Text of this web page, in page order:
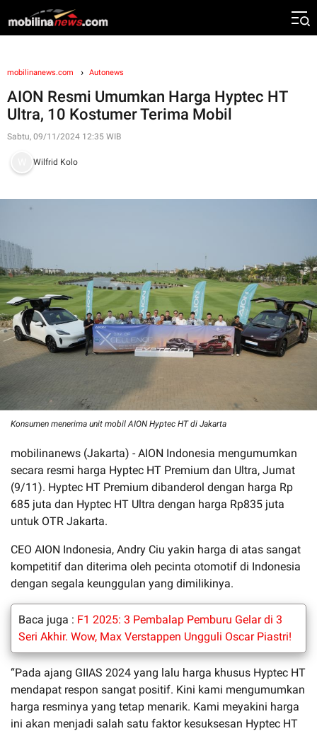
mobilinanews.com Autonews
AION Resmi Umumkan Harga Hyptec HT
Ultra, 10 Kostumer Terima Mobil
Sabtu, 09/11/2024 12:35 WIB
Wilfrid Kolo
Konsumen menerima unit mobil AION Hyptec HT di Jakarta
mobilinanews (Jakarta) - AION Indonesia mengumumkan
secara resmi harga Hyptec HT Premium dan Ultra, Jumat
(9/11). Hyptec HT Premium dibanderol dengan harga Rp
685 juta dan Hyptec HT Ultra dengan harga Rp835 juta
untuk OTR Jakarta.
CEO AION Indonesia, Andry Ciu yakin harga di atas sangat
kompetitif dan diterima oleh pecinta otomotif di Indonesia
dengan segala keunggulan yang dimilikinya.
Baca juga : F1 2025: 3 Pembalap Pemburu Gelar di 3
Seri Akhir. Wow, Max Verstappen Ungguli Oscar Piastri!
“Pada ajang GIIAS 2024 yang lalu harga khusus Hyptec HT
mendapat respon sangat positif. Kini kami mengumumkan
harga resminya yang tetap menarik. Kami meyakini harga
ini akan menjadi salah satu faktor kesuksesan Hyptec HT